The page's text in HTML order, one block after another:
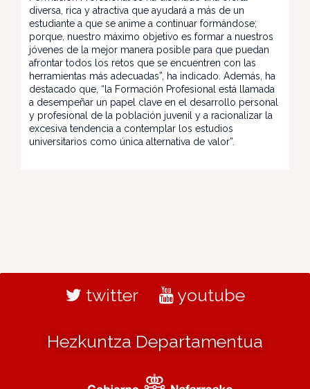
diversa, rica y atractiva que ayudará a más de un
estudiante a que se anime a continuar formándose;
porque, nuestro máximo objetivo es formar a nuestros
jóvenes de la mejor manera posible para que puedan
afrontar todos los retos que se encuentren con las
herramientas más adecuadas”, ha indicado. Además, ha
destacado que, “la Formación Profesional está llamada
a desempeñar un papel clave en el desarrollo personal
y profesional de la población juvenil y a racionalizar la
excesiva tendencia a contemplar los estudios
universitarios como única alternativa de valor”.
twitter youtube
Hezkuntza Departamentua